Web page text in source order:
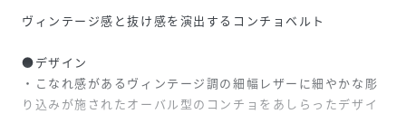
ヴィンテージ感と抜け感を演出するコンチョベルト
●デザイン
・こなれ感があるヴィンテージ調の細幅レザーに細やかな彫
り込みが施されたオーバル型のコンチョをあしらったデザイ